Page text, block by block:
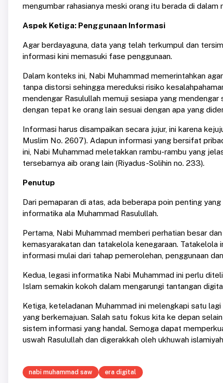
mengumbar rahasianya meski orang itu berada di dalam
Aspek Ketiga: Penggunaan Informasi
Agar berdayaguna, data yang telah terkumpul dan
informasi kini memasuki fase penggunaan.
Dalam konteks ini, Nabi Muhammad memerintahkan
tanpa distorsi sehingga mereduksi risiko
mendengar Rasulullah memuji sesiapa yang
dengan tepat ke orang lain sesuai dengan apa yang
Informasi harus disampaikan secara jujur, ini karena
Muslim No. 2607). Adapun informasi yang bersifat
ini, Nabi Muhammad meletakkan rambu-rambu yang
tersebarnya aib orang lain (Riyadus-Solihin no. 233).
Penutup
Dari pemaparan di atas, ada beberapa poin penting
informatika ala Muhammad Rasulullah.
Pertama, Nabi Muhammad memberi perhatian besar
kemasyarakatan dan tatakelola kenegaraan.
informasi mulai dari tahap pemerolehan, penggunaan
Kedua, legasi informatika Nabi Muhammad ini perlu
Islam semakin kokoh dalam mengarungi tantangan
Ketiga, keteladanan Muhammad ini melengkapi satu
yang berkemajuan. Salah satu fokus kita ke depan
sistem informasi yang handal. Semoga dapat
uswah Rasulullah dan digerakkah oleh ukhuwah
nabi muhammad saw era digital